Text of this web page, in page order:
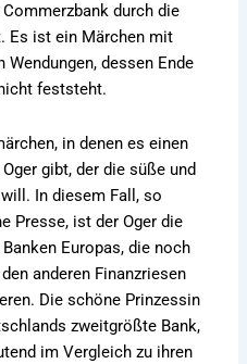
durch die
Es ist ein Märchen mit
dessen Ende
feststeht.
in denen es einen
gibt, der die süße und
In diesem Fall, so
Presse, ist der Oger die
Europas, die noch
anderen Finanzriesen
Die schöne Prinzessin
zweitgrößte Bank,
im Vergleich zu ihren